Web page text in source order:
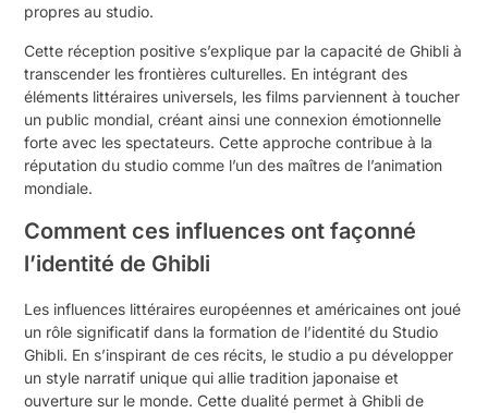
propres au studio.
Cette réception positive s’explique par la capacité de Ghibli à
transcender les frontières culturelles. En intégrant des
éléments littéraires universels, les films parviennent à toucher
un public mondial, créant ainsi une connexion émotionnelle
forte avec les spectateurs. Cette approche contribue à la
réputation du studio comme l’un des maîtres de l’animation
mondiale.
Comment ces influences ont façonné
l’identité de Ghibli
Les influences littéraires européennes et américaines ont joué
un rôle significatif dans la formation de l’identité du Studio
Ghibli. En s’inspirant de ces récits, le studio a pu développer
un style narratif unique qui allie tradition japonaise et
ouverture sur le monde. Cette dualité permet à Ghibli de